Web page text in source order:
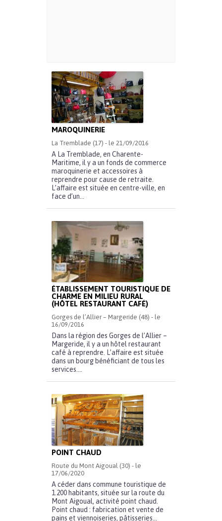
MAROQUINERIE
La Tremblade (17) - le 21/09/2016
A La Tremblade, en Charente-
Maritime, il y a un fonds de commerce
maroquinerie et accessoires à
reprendre pour cause de retraite.
L’affaire est située en centre-ville, en
face d’un...
ÉTABLISSEMENT TOURISTIQUE DE
CHARME EN MILIEU RURAL
(HÔTEL RESTAURANT CAFÉ)
Gorges de l’Allier – Margeride (48) - le
16/09/2016
Dans la région des Gorges de l’Allier –
Margeride, il y a un hôtel restaurant
café à reprendre. L’affaire est située
dans un bourg bénéficiant de tous les
services....
POINT CHAUD
Route du Mont Aigoual (30) - le
17/06/2020
A céder dans commune touristique de
1.200 habitants, située sur la route du
Mont Aigoual, activité point chaud.
Point chaud : fabrication et vente de
pains et viennoiseries, pâtisseries...